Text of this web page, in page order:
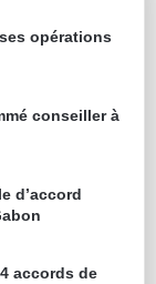
opérations
conseiller à
d’accord
accords de